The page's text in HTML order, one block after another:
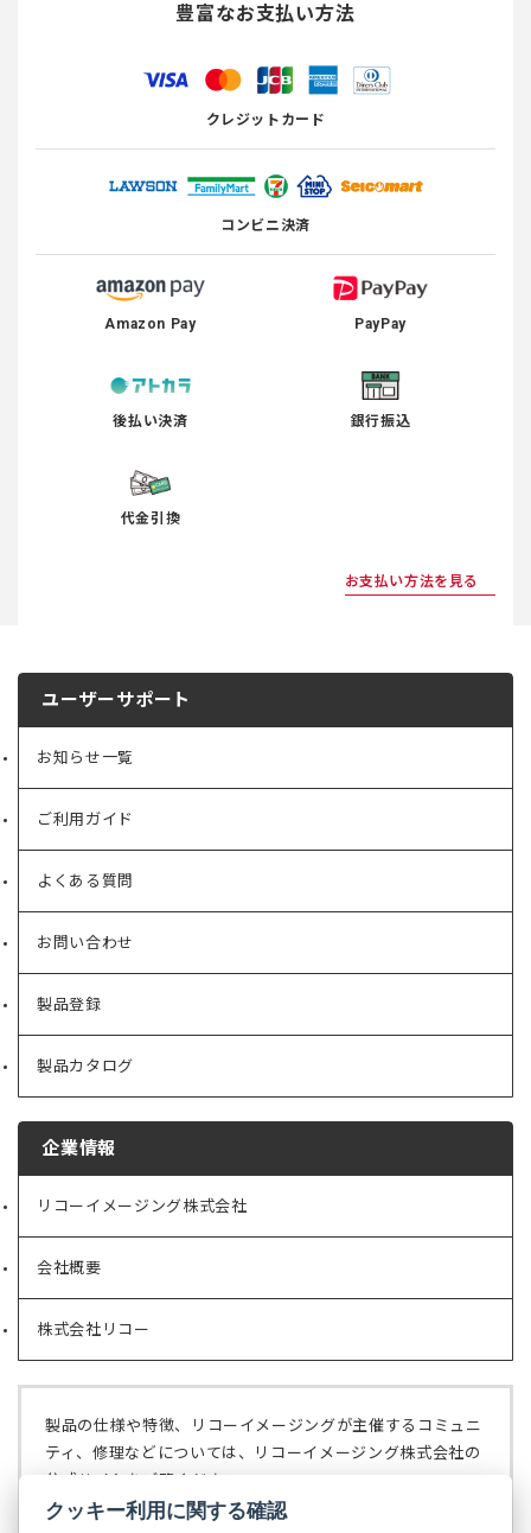
豊富なお支払い方法
クレジットカード
コンビニ決済
Amazon Pay PayPay
後払い決済 銀行振込
代金引換
お支払い方法を見る
ユーザーサポート
お知らせ一覧
ご利用ガイド
よくある質問
お問い合わせ
製品登録
製品カタログ
企業情報
リコーイメージング株式会社
（新
タ
ブ
で
開
く）
会社概要
（新
タ
ブ
で
く）
株式会社リコー
（新
ブ
で
開
製品の仕様や特徴、リコーイメージングが主催するコミュニ
ティ、修理などについては、リコーイメージング株式会社の
公式サイトをご覧ください。
リコーイメージング株式会社の公式サイト
（新
クッキー利用に関する確認